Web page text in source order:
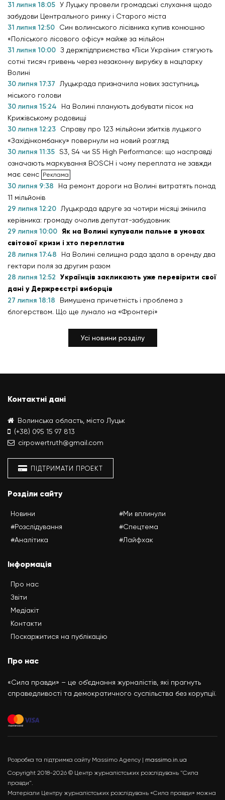
31 липня 18:05 У Луцьку провели громадські слухання щодо
забудови Центрального ринку і Старого міста
31 липня 12:50
Син волинського лісівника купив конюшню
«Поліського лісового офісу» майже за мільйон
31 липня 10:00 З держпідприємства «Ліси України» стягують
сотні тисяч гривень через незаконну вирубку в нацпарку
Волині
30 липня 17:37
Луцькрада призначила нових заступниць
міського голови
30 липня 15:24
На Волині планують добувати пісок на
Крижівському родовищі
30 липня 12:23
Справу про 123 мільйони збитків луцького
«Західінкомбанку» повернули на новий розгляд
30 липня 11:35 S3, S4 чи S5 High Performance: що насправді
означають маркування BOSCH і чому переплата не завжди
має сенс
30 липня 9:38
На ремонт дороги на Волині витратять понад
11 мільйонів
29 липня 12:20
Луцькрада вдруге за чотири місяці змінила
керівника: громаду очолив депутат-забудовник
29 липня 10:00 Як на Волині купували пальне в умовах
світової кризи і хто переплатив
28 липня 17:48
На Волині селищна рада здала в оренду два
гектари поля за другим разом
28 липня 12:52 Українців закликають уже перевірити свої
дані у Держреєстрі виборців
27 липня 18:18
Вимушена причетність і проблема з
блогерством. Що ще лунало на «Фронтері»
Усі новини розділу
Контактні дані
Волинська область, місто Луцьк
(+38) 095 15 97 813
cirpowertruth@gmail.com
ПІДТРИМАТИ ПРОЕКТ
Розділи сайту
Новини
#Розслідування
#Аналітика
#Ми вплинули
#Спецтема
#Лайфхак
Інформація
Про нас
Звіти
Медіакіт
Контакти
Поскаржитися на публікацію
Про нас
«Сила правди» – це об’єднання журналістів, які прагнуть
справедливості та демократичного суспільства без корупції.
Розробка та підтримка сайту Massimo Agency | massimo.in.ua
Copyright 2018-2026 © Центр журналістських розслідувань "Сила
правди".
Матеріали Центру журналістських розслідувань «Сила правди» можна